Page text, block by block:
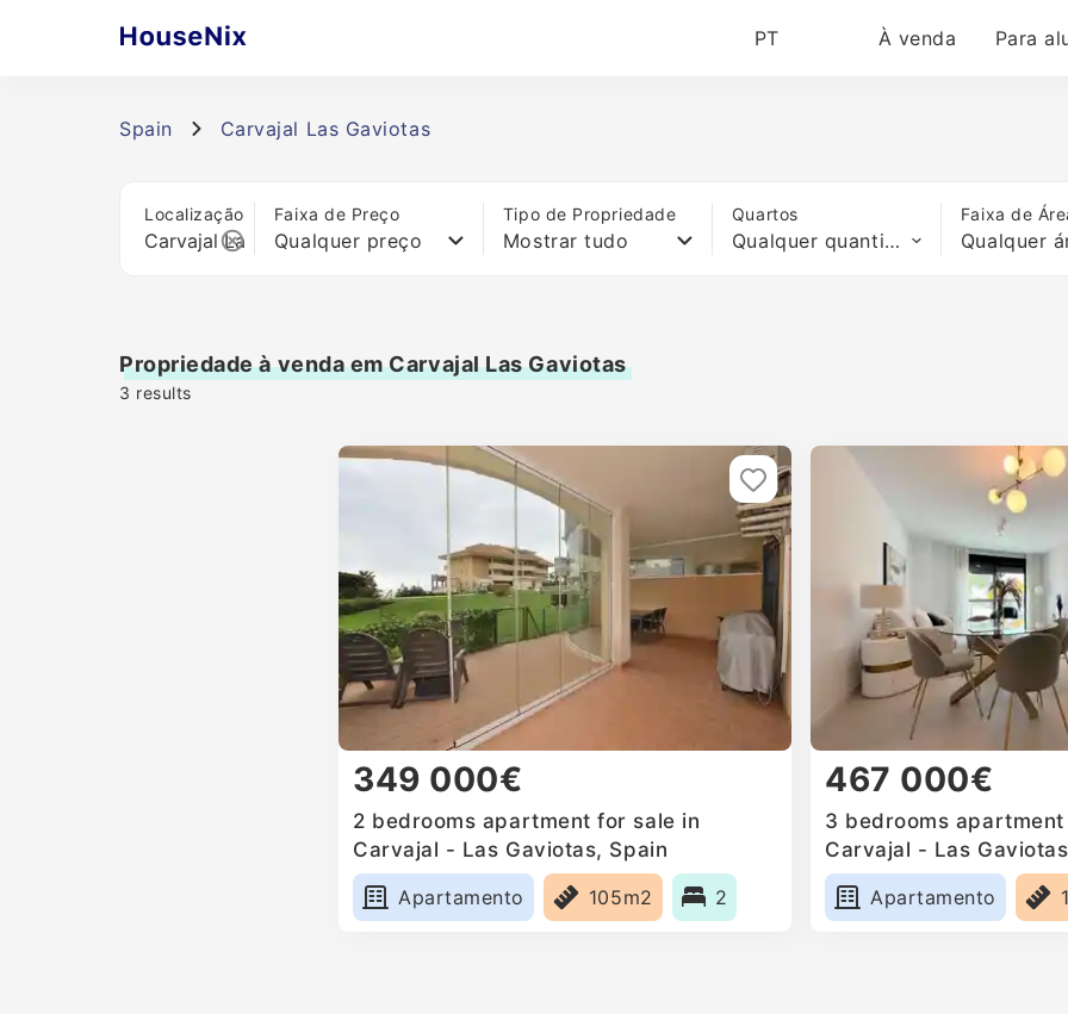
PT À venda Para
Spain Carvajal Las Gaviotas
Localização Faixa de Preço
Qualquer preço
Tipo de Propriedade
Mostrar tudo
Quartos
Qualquer quantidade de quartos
Faixa de
Qualquer
Propriedade à venda em Carvajal Las Gaviotas
3 results
349 000€
2 bedrooms apartment for sale in
Carvajal - Las Gaviotas, Spain
Apartamento
105m2 2
467 000€
3 bedrooms
Carvajal - Las
Apartamento